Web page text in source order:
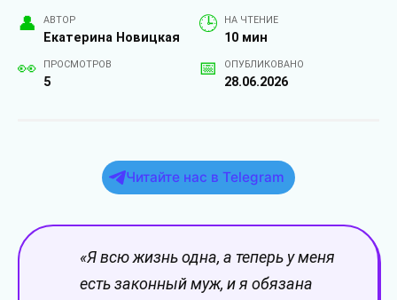
АВТОР
Екатерина Новицкая
НА ЧТЕНИЕ
10 мин
ПРОСМОТРОВ
5
ОПУБЛИКОВАНО
28.06.2026
Читайте нас в Telegram
«Я всю жизнь одна, а теперь у меня
есть законный муж, и я обязана